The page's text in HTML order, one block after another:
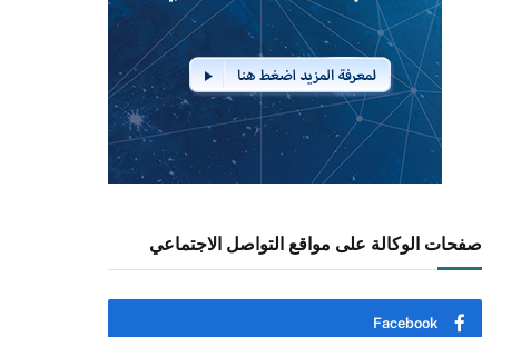
صفحات الوكالة على مواقع التواصل الاجتماعي
Facebook